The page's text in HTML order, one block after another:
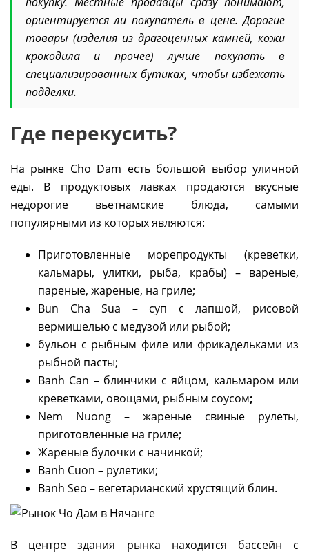
ориентируется ли покупатель в цене. Дорогие
товары (изделия из драгоценных камней, кожи
крокодила и прочее) лучше покупать в
специализированных бутиках, чтобы избежать
подделки.
Где перекусить?
На рынке Cho Dam есть большой выбор уличной
еды. В продуктовых лавках продаются вкусные
недорогие вьетнамские блюда, самыми
популярными из которых являются:
Приготовленные морепродукты (креветки,
кальмары, улитки, рыба, крабы) – вареные,
пареные, жареные, на гриле;
Bun Cha Sua – суп с лапшой, рисовой
вермишелью с медузой или рыбой;
бульон с рыбным филе или фрикадельками из
рыбной пасты;
Bаnh Cаn – блинчики с яйцом, кальмаром или
креветками, овощами, рыбным соусом;
Nem Nuong – жареные свиные рулеты,
приготовленные на гриле;
Жареные булочки с начинкой;
Banh Cuon – рулетики;
Banh Seo – вегетарианский хрустящий блин.
В центре здания рынка находится бассейн с